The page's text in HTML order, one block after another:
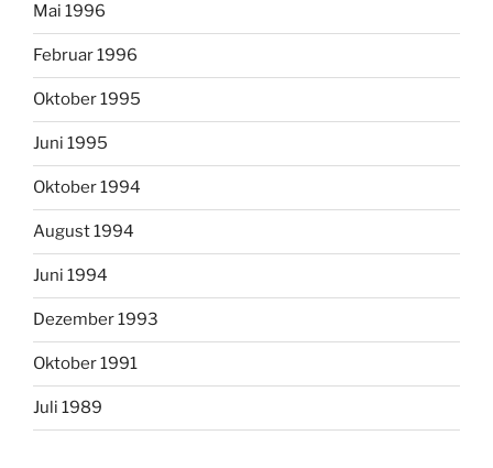
Mai 1996
Februar 1996
Oktober 1995
Juni 1995
Oktober 1994
August 1994
Juni 1994
Dezember 1993
Oktober 1991
Juli 1989